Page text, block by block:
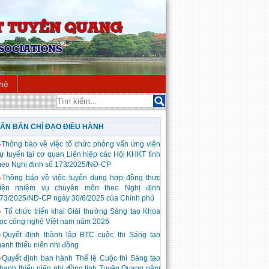
BẢN CHỈ ĐẠO ĐIỀU HÀNH
Thông báo về việc tổ chức phỏng vấn ứng viên
tuyển tại cơ quan Liên hiệp các Hội KHKT tỉnh
Nghị định số 173/2025/NĐ-CP
Thông báo về việc tuyển dụng hợp đồng thực
nhiệm vụ chuyên môn theo Nghị định
2025/NĐ-CP ngày 30/6/2025 của Chính phủ
Tổ chức triển khai Giải thưởng Sáng tạo Khoa
công nghệ Việt nam năm 2026
Quyết định thành lập BTC cuộc thi Sáng tạo
thiếu niên nhi đồng
Quyết định ban hành Thể lệ Cuộc thi Sáng tạo